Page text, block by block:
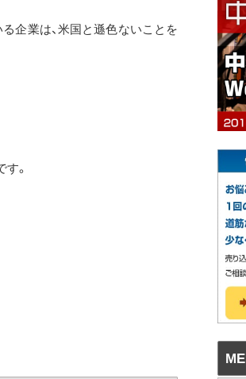
企業は、米国と遜色ないことを
。